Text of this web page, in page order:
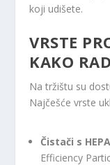
koji udišete.
VRSTE
KAKO
Na tržištu su
Najčešće vrste
Čistači s
Efficiency